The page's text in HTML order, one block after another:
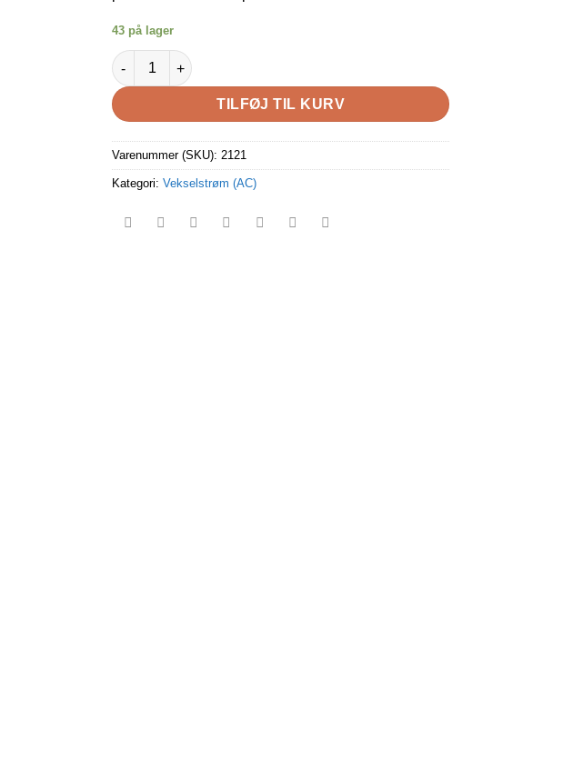
43 på lager
Vippekontakt hvid til AC 230V antal
TILFØJ TIL KURV
Varenummer (SKU):2121
Kategori:Vekselstrøm (AC)